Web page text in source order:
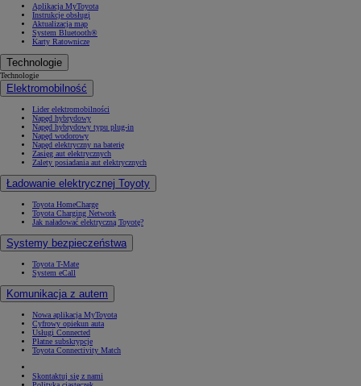
Aplikacja MyToyota
Instrukcje obsługi
Aktualizacja map
System Bluetooth®
Karty Ratownicze
Technologie
Technologie
Elektromobilność
Lider elektromobilności
Napęd hybrydowy
Napęd hybrydowy typu plug-in
Napęd wodorowy
Napęd elektryczny na baterię
Zasięg aut elektrycznych
Zalety posiadania aut elektrycznych
Ładowanie elektrycznej Toyoty
Toyota HomeCharge
Toyota Charging Network
Jak naładować elektryczną Toyotę?
Systemy bezpieczeństwa
Toyota T-Mate
System eCall
Komunikacja z autem
Nowa aplikacja MyToyota
Cyfrowy opiekun auta
Usługi Connected
Płatne subskrypcje
Toyota Connectivity Match
Skontaktuj się z nami